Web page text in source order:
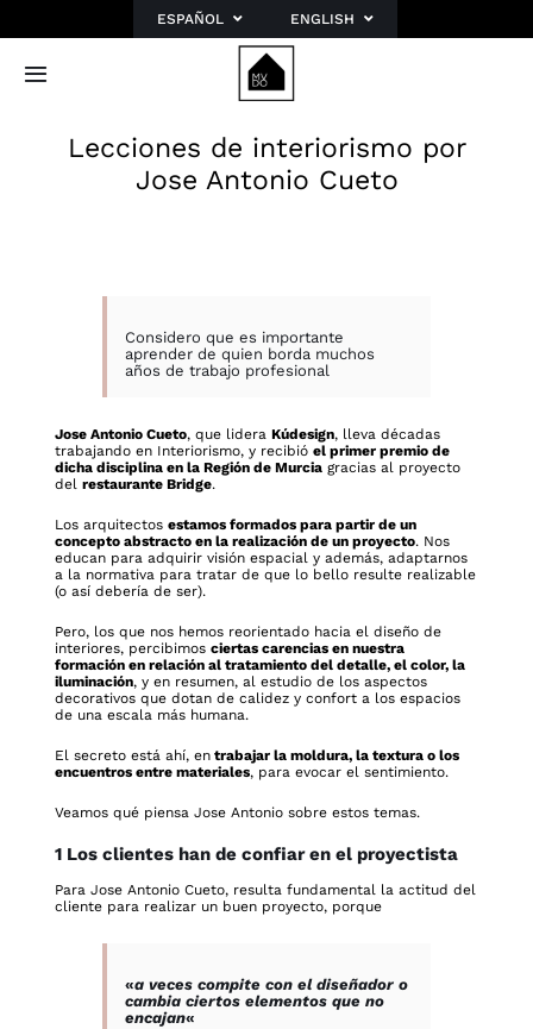
ESPAÑOL ENGLISH
Toggle
Lecciones de interiorismo por
Jose Antonio Cueto
Considero que es importante
aprender de quien borda muchos
años de trabajo profesional
Jose Antonio Cueto, que lideraKúdesign, lleva décadas
trabajando en Interiorismo, y recibióel primer premio de
dicha disciplina en la Región de Murcia gracias al proyecto
delrestaurante Bridge.
Los arquitectosestamos formados para partir de un
concepto abstracto en la realización de un proyecto. Nos
educan para adquirir visión espacial y además, adaptarnos
a la normativa para tratar de que lo bello resulte realizable
(o así debería de ser).
Pero, los que nos hemos reorientado hacia el diseño de
interiores, percibimosciertas carencias en nuestra
formación en relación al tratamiento del detalle, el color, la
iluminación, y en resumen, al estudio de los aspectos
decorativos que dotan de calidez y confort a los espacios
de una escala más humana.
El secreto está ahí, en trabajar la moldura, la textura o los
encuentros entre materiales, para evocar el sentimiento.
Veamos qué piensa Jose Antonio sobre estos temas.
1 Los clientes han de confiar en el proyectista
Para Jose Antonio Cueto, resulta fundamental la actitud del
cliente para realizar un buen proyecto, porque
«a veces compite con el diseñador o
cambia ciertos elementos que no
encajan«